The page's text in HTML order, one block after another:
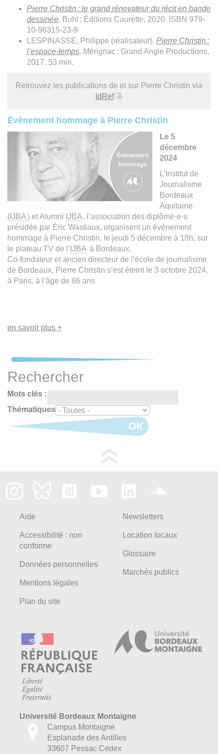
Pierre Christin : le grand rénovateur du récit en bande
dessinée. Buhl : Éditions Caurette, 2020. ISBN 979-
10-96315-23-9
LESPINASSE, Philippe (réalisateur). Pierre Christin :
l’espace-temps. Mérignac : Grand Angle Productions,
2017. 53 min.
Retrouvez les publications de et sur Pierre Christin via
IdRef
Évènement hommage à Pierre Christin
Le 5
décembre
2024
L’Institut de
Journalisme
Bordeaux
Aquitaine
( IJBA) et Alumni IJBA, l’association des diplômé·e·s
présidée par Éric Wastiaux, organisent un évènement
hommage à Pierre Christin, le jeudi 5 décembre à 18h, sur
le plateau TV de l’ IJBA à Bordeaux.
Co-fondateur et ancien directeur de l’école de journalisme
de Bordeaux, Pierre Christin s’est éteint le 3 octobre 2024,
à Paris, à l’âge de 86 ans
en savoir plus +
Rechercher
Mots clés :
Thématiques
OK
Aide
Accessibilité : non
conforme
Données personnelles
Mentions légales
Plan du site
Newsletters
Location locaux
Glossaire
Marchés publics
Université Bordeaux Montaigne
Campus Montaigne
Esplanade des Antilles
33607 Pessac Cedex